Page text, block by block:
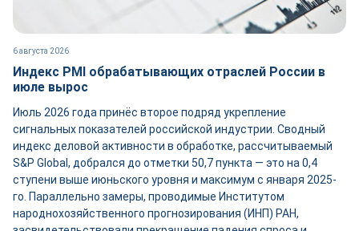
6 августа 2026
Индекс PMI обрабатывающих отраслей России в
июле вырос
Июль 2026 года принёс второе подряд укрепление
сигнальных показателей российской индустрии. Сводный
индекс деловой активности в обработке, рассчитываемый
S&P Global, добрался до отметки 50,7 пункта — это на 0,4
ступени выше июньского уровня и максимум с января 2025-
го. Параллельно замеры, проводимые Институтом
народнохозяйственного прогнозирования (ИНП) РАН,